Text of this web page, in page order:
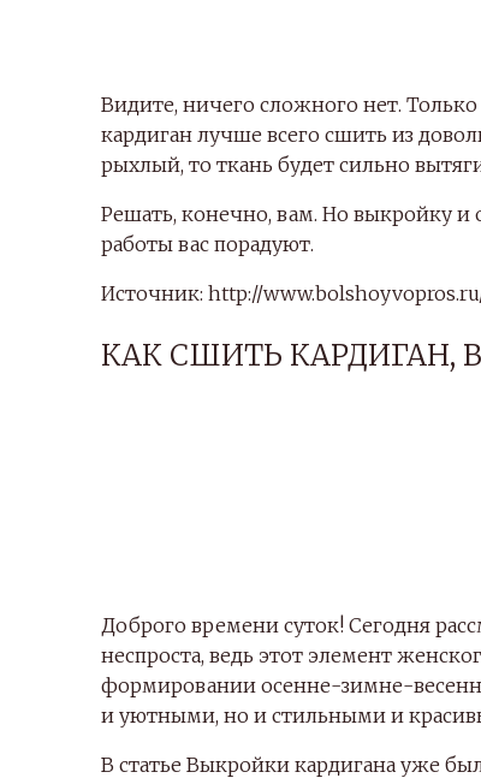
Видите, ничего сложного нет.
кардиган лучше всего сшить из
рыхлый, то ткань будет сильно
Решать, конечно, вам. Но выкройку и
работы вас порадуют.
Источник: http://
КАК СШИТЬ КАРДИГАН,
Доброго времени суток! Сегодня
неспроста, ведь этот элемент
формировании осенне-зимне-
и уютными, но и стильными и
В статье Выкройки кардигана уже